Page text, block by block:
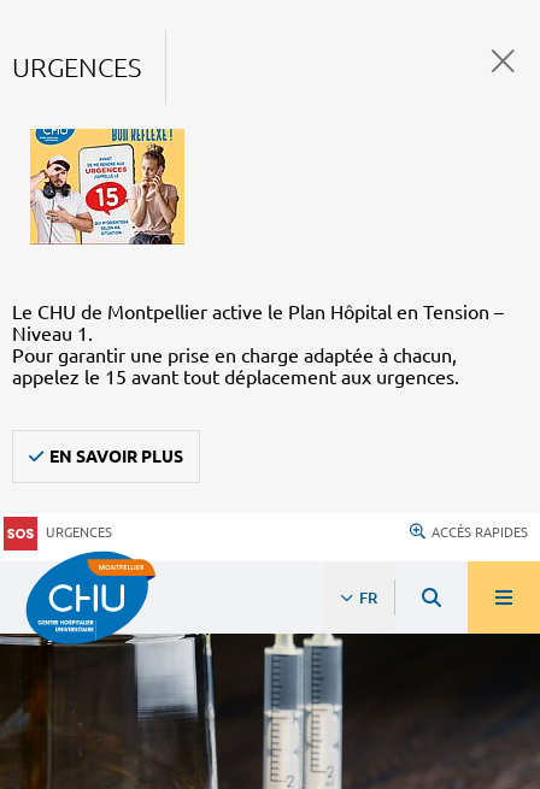
URGENCES
Le CHU de Montpellier active le Plan Hôpital en Tension –
Niveau 1.
Pour garantir une prise en charge adaptée à chacun,
appelez le 15 avant tout déplacement aux urgences.
EN SAVOIR PLUS
URGENCES ACCÈS RAPIDES
FR